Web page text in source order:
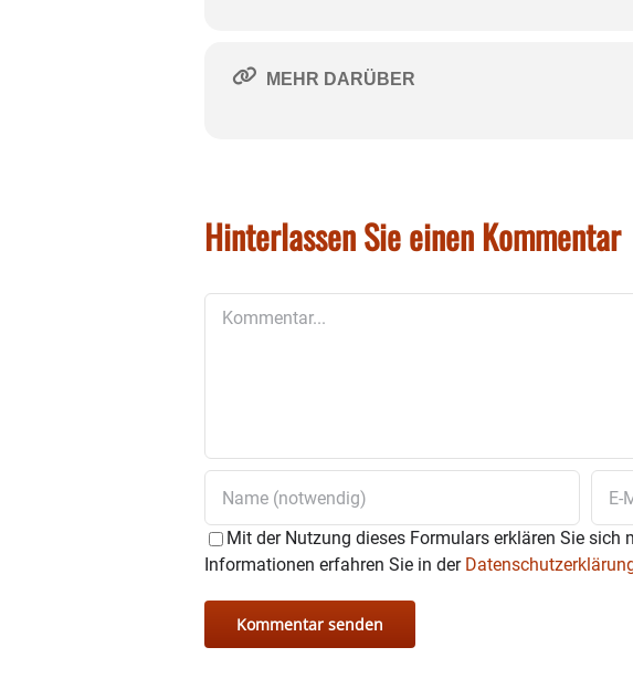
MEHR DARÜBER
Hinterlassen Sie einen Kommentar
Mit der Nutzung dieses Formulars erklären Sie sich
Informationen erfahren Sie in der